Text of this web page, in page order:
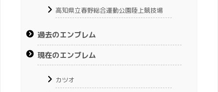
高知県立春野総合運動公園陸上競技場
過去のエンブレム
現在のエンブレム
カツオ